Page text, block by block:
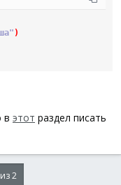
)
в этот раздел писать
2